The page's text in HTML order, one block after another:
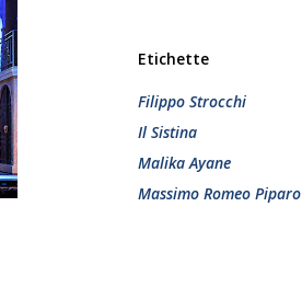
Etichette
Filippo Strocchi
Il Sistina
Malika Ayane
Massimo Romeo Piparo